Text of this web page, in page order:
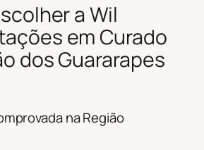
a Wil
em Curado
dos Guararapes
na Região